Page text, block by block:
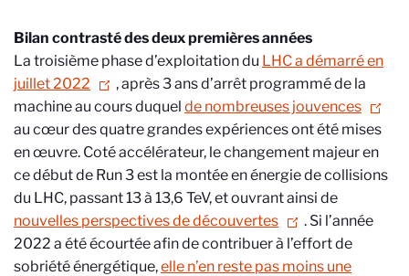
Bilan contrasté des deux premières années
La troisième phase d’exploitation du LHC a démarré en
juillet 2022
, après 3 ans d’arrêt programmé de la
machine au cours duquel de nombreuses jouvences
au cœur des quatre grandes expériences ont été mises
en œuvre. Coté accélérateur, le changement majeur en
ce début de Run 3 est la montée en énergie de collisions
du LHC, passant 13 à 13,6 TeV, et ouvrant ainsi de
nouvelles perspectives de découvertes
. Si l’année
2022 a été écourtée afin de contribuer à l’effort de
sobriété énergétique,elle n’en reste pas moins une